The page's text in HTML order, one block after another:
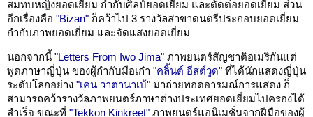
สมทบหญิงยอดเยี่ยม กำกับศิลป์ยอดเยี่ยม และตัดต่อยอดเยี่ยม ส่วน
อีกเรื่องคือ "Bizan" ก็คว้าไป 3 รางวัลสาขาดนตรีประกอบยอดเยี่ยม
กำกับภาพยอดเยี่ยม และจัดแสงยอดเยี่ยม
นอกจากนี้ "Letters From Iwo Jima" ภาพยนตร์สัญชาติอเมริกันแต่
พูดภาษาญี่ปุ่น ของผู้กำกับมือเก๋า "คลิ้นต์ อีสต์วูด" ที่ได้นักแสดงญี่ปุ่น
ระดับโลกอย่าง "เคน วาตานาเบ้" มาถ่ายทอดอารมณ์การแสดง ก็
สามารถคว้ารางวัลภาพยนตร์ภาษาต่างประเทศยอดเยี่ยมไปครองได้
สำเร็จ ขณะที่ "Tekkon Kinkreet" ภาพยนตร์แอนิเมชั่นจากฝีมือของผู้